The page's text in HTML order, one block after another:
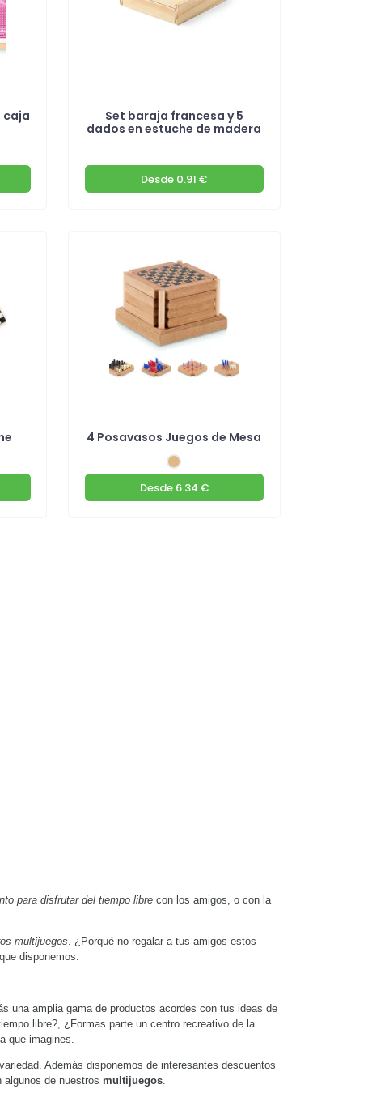
caja
Set baraja francesa y 5
dados en estuche de madera
Desde 0.91 €
4 Posavasos Juegos de Mesa
Desde6.34 €
para disfrutar del tiempo librecon los amigos, o con la
multijuegos . ¿Porqué no regalar a tus amigos estos
disponemos.
una amplia gama de productos acordes con tus ideas de
libre?, ¿Formas parte un centro recreativo de la
que imagines.
Además disponemos de interesantes descuentos
algunos de nuestros multijuegos.